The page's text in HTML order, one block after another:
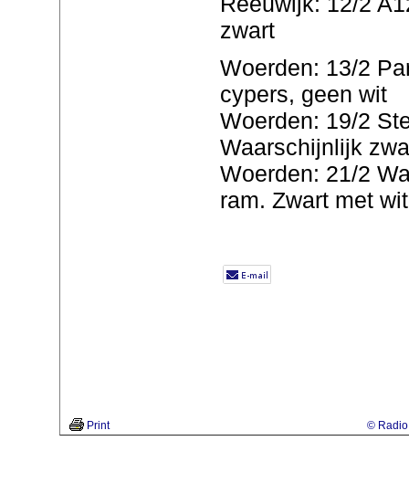
zwart
Woerden: 13/2
cypers, geen wit
Woerden: 19/2
Waarschijnlijk
Woerden: 21/2
ram. Zwart met wit
Print © Radio